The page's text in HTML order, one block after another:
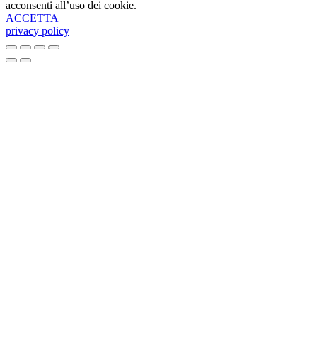
acconsenti all’uso dei cookie.
ACCETTA
privacy policy